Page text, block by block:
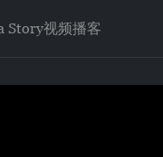
Story视频播客